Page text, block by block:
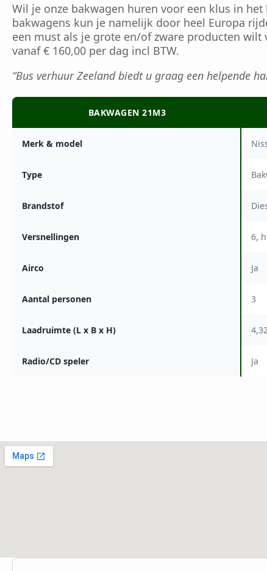
Wil je onze bakwagen huren voor een klus in
bakwagens kun je namelijk door heel Europa
een must als je grote en/of zware producten
vanaf € 160,00 per dag incl BTW.
“Bus verhuur Zeeland biedt u graag een helpende
BAKWAGEN 21M3
Merk & model
Type
Brandstof
Versnellingen 6,
Airco Ja
Aantal personen 3
Laadruimte (L x B x H)
Radio/CD speler Ja